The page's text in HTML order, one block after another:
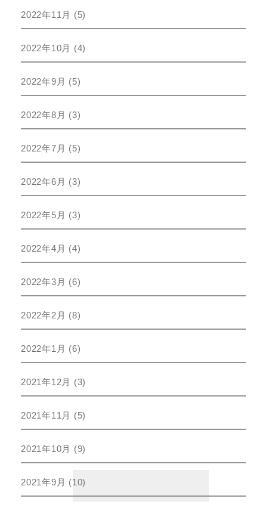
2022年11月 (5)
2022年10月 (4)
2022年9月 (5)
2022年8月 (3)
2022年7月 (5)
2022年6月 (3)
2022年5月 (3)
2022年4月 (4)
2022年3月 (6)
2022年2月 (8)
2022年1月 (6)
2021年12月 (3)
2021年11月 (5)
2021年10月 (9)
2021年9月 (10)